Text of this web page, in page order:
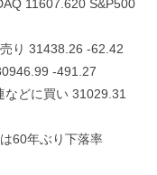
11607.620 S&P500
り 31438.26 -62.42
-491.27
どに買い 31029.31
60年ぶり下落率